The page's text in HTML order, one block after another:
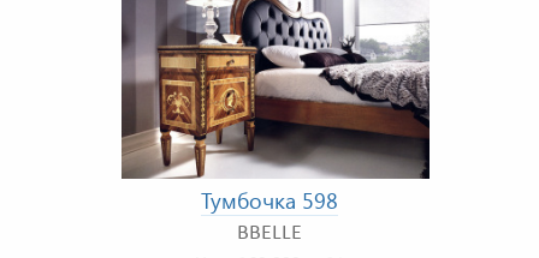
Тумбочка 598
BBELLE